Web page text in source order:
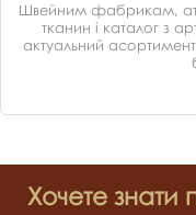
Швейним фабрикам,
тканин і каталог з
актуальний
Хочете